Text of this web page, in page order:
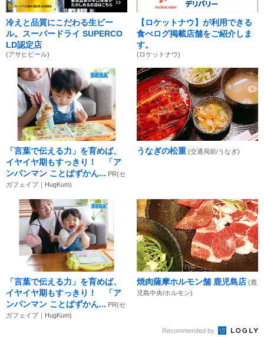
冷えと品質にこだわる生ビー
ル。スーパードライ SUPERCO
LD認定店
(アサヒビール)
【ロケットナウ】が利用できる
食べログ掲載店舗をご紹介しま
す。
(ロケットナウ)
「言葉で伝える力」を育めば、
イヤイヤ期もすっきり！ 「ア
ンパンマン ことばずかん... PR(セ
ガフェイブ｜HugKum)
うなぎの松重 (交通局前/うなぎ)
「言葉で伝える力」を育めば、
イヤイヤ期もすっきり！ 「ア
ンパンマン ことばずかん... PR(セ
ガフェイブ｜HugKum)
焼肉薩摩ホルモン舗 鹿児島店 (鹿
児島中央/ホルモン)
Recommended by